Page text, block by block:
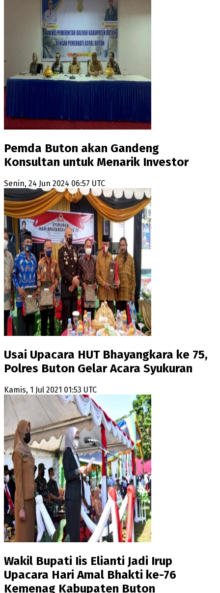
Pemda Buton akan Gandeng
Konsultan untuk Menarik Investor
Senin, 24 Jun 2024 06:57 UTC
Usai Upacara HUT Bhayangkara ke 75,
Polres Buton Gelar Acara Syukuran
Kamis, 1 Jul 2021 01:53 UTC
Wakil Bupati Iis Elianti Jadi Irup
Upacara Hari Amal Bhakti ke-76
Kemenag Kabupaten Buton